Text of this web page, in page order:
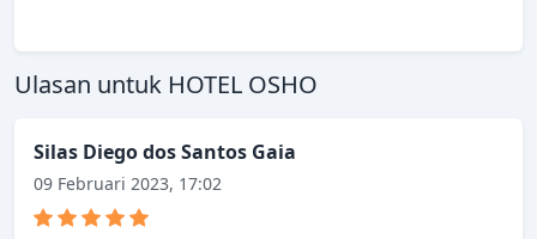
Ulasan untuk HOTEL OSHO
Silas Diego dos Santos Gaia
09 Februari 2023, 17:02